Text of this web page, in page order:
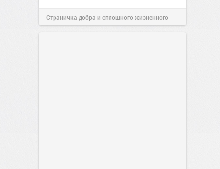
Страничка добра и сплошного жизненного